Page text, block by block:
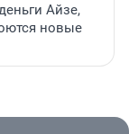
Айзе,
новые